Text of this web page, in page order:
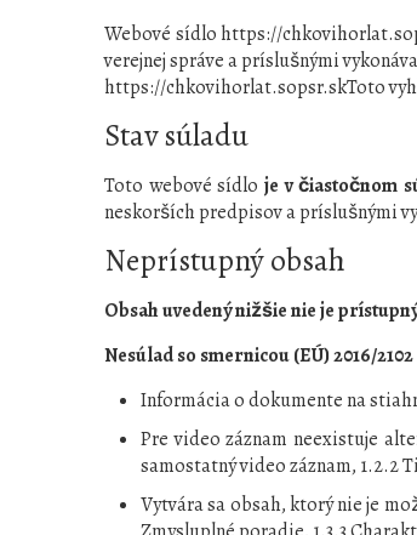
Webové sídlo https://
verejnej správe a príslušnými
https://chkovihorlat.sopsr.skToto
Stav súladu
Toto webové sídlo je v čiastočnom
neskorších predpisov a príslušnými
Neprístupný obsah
Obsah uvedený nižšie nie je
Nesúlad so smernicou (EÚ) 2016/
Informácia o dokumente na
Pre video záznam neexistuje
samostatný video záznam, 1.2.2
Vytvára sa obsah, ktorý nie je